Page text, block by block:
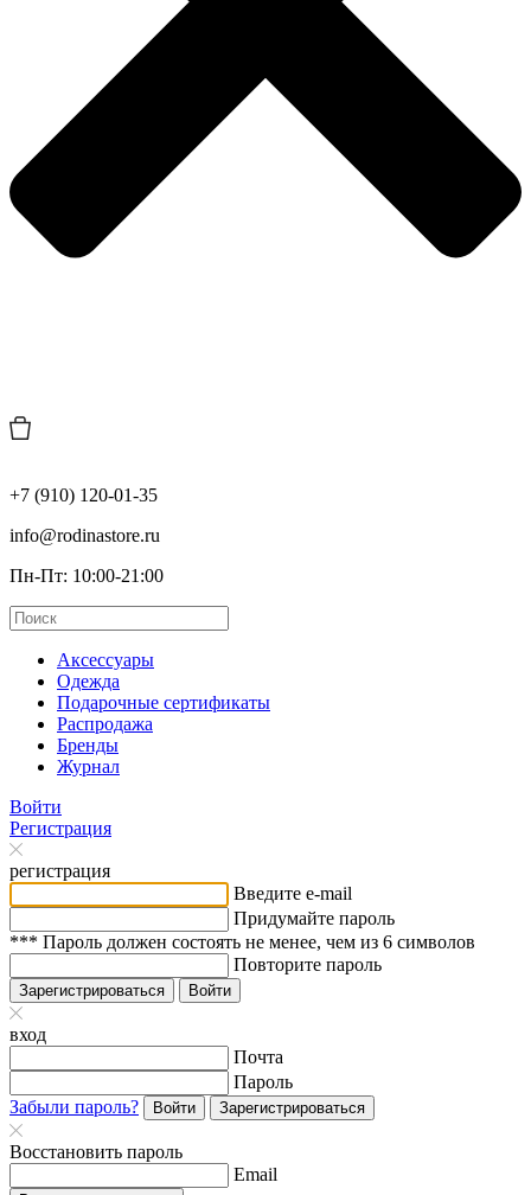
+7 (910) 120-01-35
info@rodinastore.ru
Пн-Пт: 10:00-21:00
Аксессуары
Одежда
Подарочные сертификаты
Распродажа
Бренды
Журнал
Войти
Регистрация
регистрация
Введите e-mail
Придумайте пароль
*** Пароль должен состоять не менее, чем из 6 символов
Повторите пароль
Зарегистрироваться Войти
вход
Почта
Пароль
Забыли пароль?
Войти Зарегистрироваться
Восстановить пароль
Email